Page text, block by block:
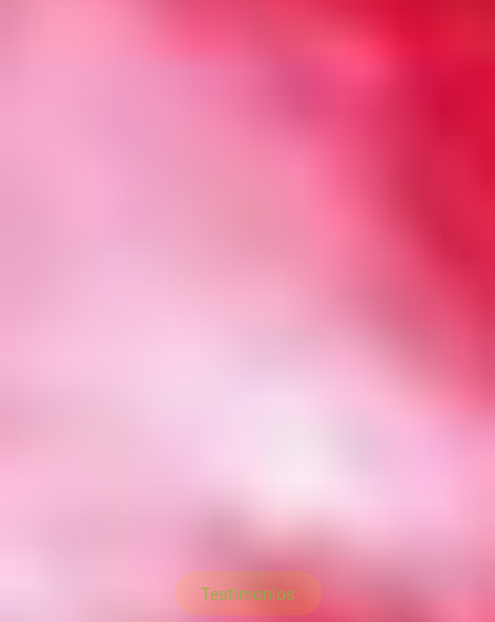
Testimonios